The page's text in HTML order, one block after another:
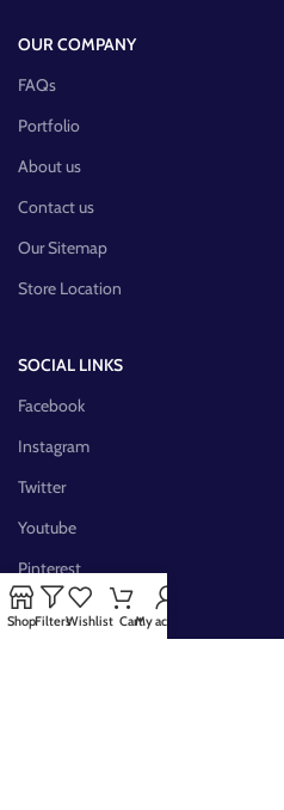
OUR COMPANY
FAQs
Portfolio
About us
Contact us
Our Sitemap
Store Location
SOCIAL LINKS
Facebook
Instagram
Twitter
Youtube
Pinterest
FB Group
ShopFiltersWishlist CartMy account